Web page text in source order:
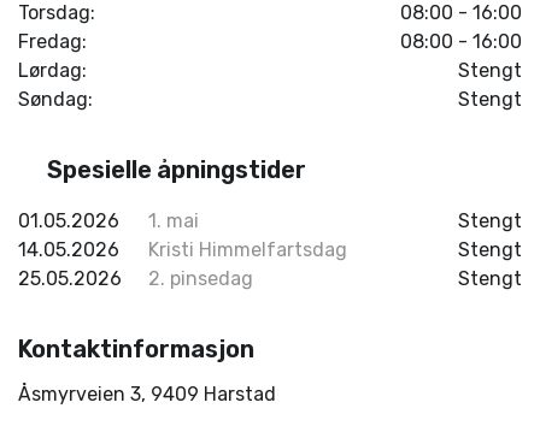
Torsdag:
08:00 - 16:00
Fredag:
08:00 - 16:00
Lørdag:
Stengt
Søndag:
Stengt
Kontaktinformasjon
Åsmyrveien 3, 9409 Harstad
Spesielle åpningstider
01.05.2026 1. mai
Stengt
14.05.2026
Kristi Himmelfartsdag
Stengt
25.05.2026
2. pinsedag Stengt